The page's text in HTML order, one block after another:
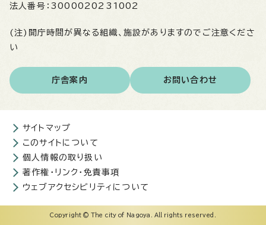
法人番号： 3000020231002
(注)開庁時間が異なる組織、施設がありますのでご注意くださ
い
庁舎案内 お問い合わせ
サイトマップ
このサイトについて
個人情報の取り扱い
著作権・リンク・免責事項
ウェブアクセシビリティについて
Copyright © The city of Nagoya. All rights reserved.